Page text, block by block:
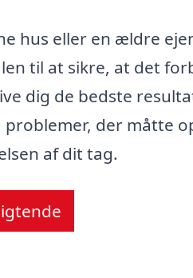
hus eller en ældre
til at sikre, at det
dig de bedste
der måtte
af dit tag.